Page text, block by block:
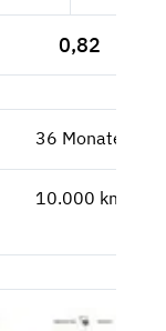
0,82
36 Monate
10.000 km